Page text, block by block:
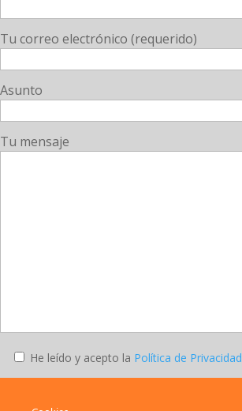
Tu correo electrónico (requerido)
Asunto
Tu mensaje
He leído y acepto la Política de Privacidad